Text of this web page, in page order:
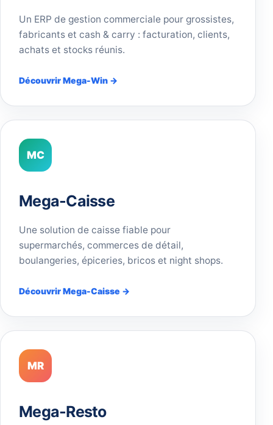
Un ERP de gestion commerciale pour grossistes,
fabricants et cash & carry : facturation, clients,
achats et stocks réunis.
Découvrir Mega-Win →
MC
Mega-Caisse
Une solution de caisse fiable pour
supermarchés, commerces de détail,
boulangeries, épiceries, bricos et night shops.
Découvrir Mega-Caisse →
MR
Mega-Resto